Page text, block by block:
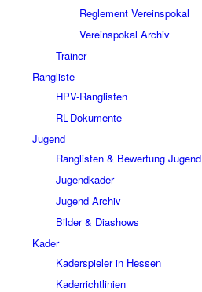
Reglement Vereinspokal
Vereinspokal Archiv
Trainer
Rangliste
HPV-Ranglisten
RL-Dokumente
Jugend
Ranglisten & Bewertung Jugend
Jugendkader
Jugend Archiv
Bilder & Diashows
Kader
Kaderspieler in Hessen
Kaderrichtlinien